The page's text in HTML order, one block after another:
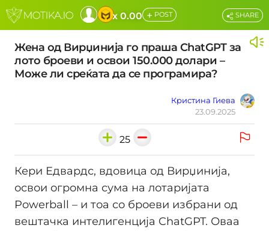
x 0.00 + POST
Жена од Вирџинија го праша ChatGPT за
лото броеви и освои 150.000 долари –
Може ли среќата да се програмира?
Кристина Гиева
23.09.2025
SHARE
25
Кери Едвардс, вдовица од Вирџинија,
освои огромна сума на лотаријата
Powerball – и тоа со броеви избрани од
вештачка интелигенција ChatGPT. Оваа